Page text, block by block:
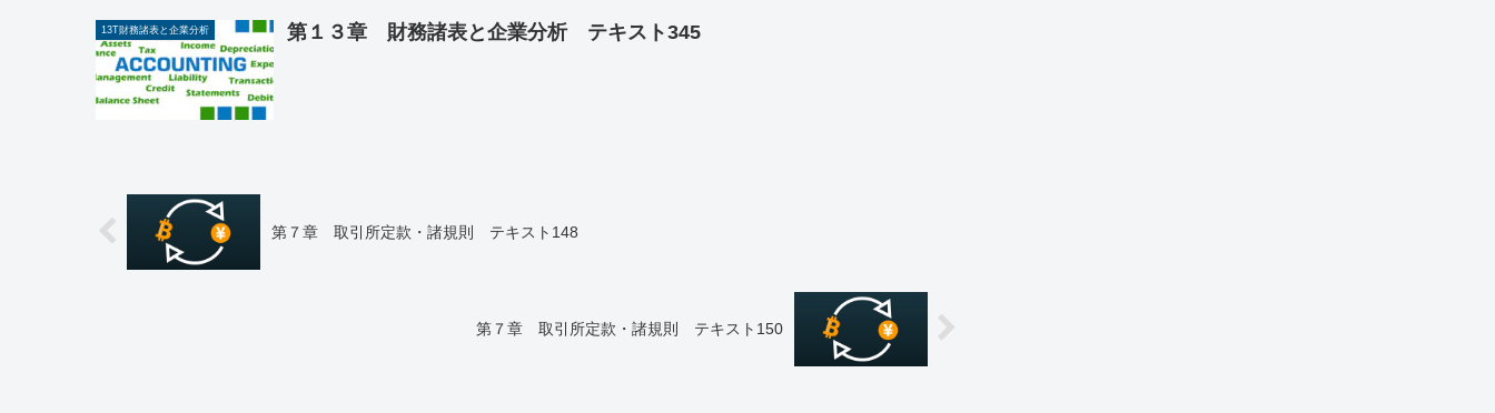
13T財務諸表と企業分析 第１３章 財務諸表と企業分析 テキスト345
第７章 取引所定款・諸規則 テキスト148
第７章 取引所定款・諸規則 テキスト150